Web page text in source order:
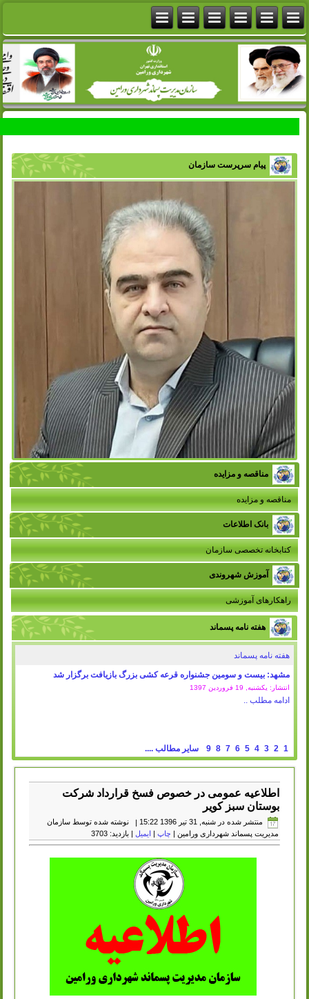
پیام سرپرست سازمان
مناقصه و مزایده
مناقصه و مزایده
بانک اطلاعات
کتابخانه تخصصی سازمان
آموزش شهروندی
راهکارهای آموزشی
هفته نامه پسماند
هفته نامه پسماند
مشهد: بیست و سومین جشنواره قرعه کشی بزرگ بازیافت برگزار شد
انتشار: یکشنبه, 19 فروردين 1397
ادامه مطلب ..
1
2
3
4
5
6
7
8
9 سایر مطالب ....
اطلاعیه عمومی در خصوص فسخ قرارداد شرکت
بوستان سبز کویر
منتشر شده در شنبه, 31 تیر 1396 15:22 |
نوشته شده توسط سازمان
مدیریت پسماند شهرداری ورامین | چاپ | ایمیل | بازدید: 3703